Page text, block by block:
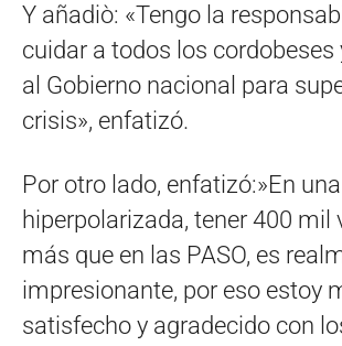
Y añadiò: «Tengo la
cuidar a todos los cordobeses
al Gobierno nacional para
crisis», enfatizó.
Por otro lado, enfatizó:»En
hiperpolarizada, tener 400 mil
más que en las PASO, es
impresionante, por eso estoy
satisfecho y agradecido con